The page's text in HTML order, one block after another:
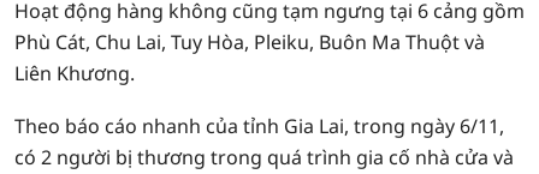
Hoạt động hàng không cũng tạm ngưng tại 6 cảng gồm
Phù Cát, Chu Lai, Tuy Hòa, Pleiku, Buôn Ma Thuột và
Liên Khương.
Theo báo cáo nhanh của tỉnh Gia Lai, trong ngày 6/11,
có 2 người bị thương trong quá trình gia cố nhà cửa và